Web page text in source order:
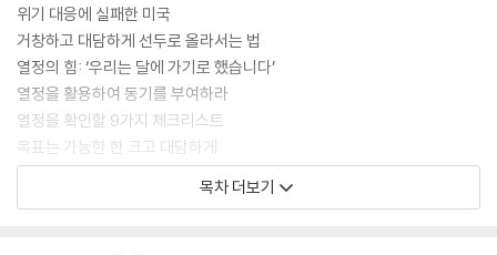
위기 대응에 실패한 미국
거창하고 대담하게 선두로 올라서는 법
열정의 힘: ‘우리는 달에 가기로 했습니다’
열정을 활용하여 동기를 부여하라
열정을 확인할 9가지 체크리스트
목표는 가능한 한 크고 대담하게
오늘을 여러분 인생에서 가장 중요한 날로 만들어라
당신만의 우주 경쟁을 시작하라
목차 더보기